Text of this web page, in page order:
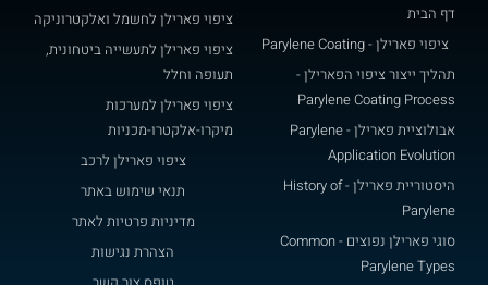
דף הבית
ציפוי פארילן - Parylene Coating
תהליך ייצור ציפוי הפארילן -
Parylene Coating Process
אבולוציית פארילן - Parylene
Application Evolution
היסטוריית פארילן - History of
Parylene​
סוגי פארילן נפוצים - Common
Parylene Types
ציפוי פארילן לחשמל ואלקטרוניקה
ציפוי פארילן לתעשייה ביטחונית,
תעופה וחלל
ציפוי פארילן למערכות
מיקרו-אלקטרו-מכניות
ציפוי פארילן לרכב
תנאי שימוש באתר
מדיניות פרטיות לאתר
הצהרת נגישות